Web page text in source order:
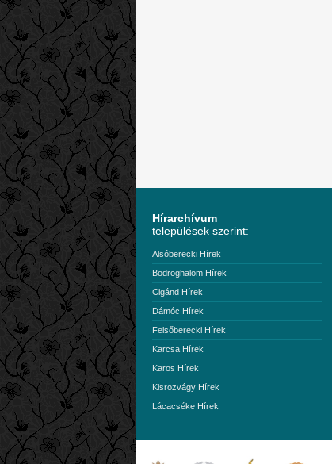
Hírarchívum
települések szerint:
Alsóberecki Hírek
Bodroghalom Hírek
Cigánd Hírek
Dámóc Hírek
Felsőberecki Hírek
Karcsa Hírek
Karos Hírek
Kisrozvágy Hírek
Lácacséke Hírek